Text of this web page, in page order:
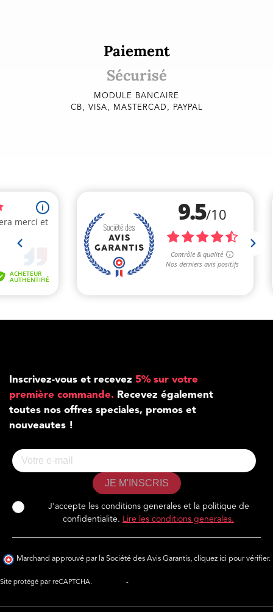
Paiement
Sécurisé
MODULE BANCAIRE
CB, VISA, MASTERCAD, PAYPAL
Inscrivez-vous et recevez 5% sur votre
première commande. Recevez également
toutes nos offres speciales, promos et
nouveautes !
JE M'INSCRIS
J'accepte les conditions generales et la politique de
confidentialite. Lire les conditions generales.
Marchand approuvé par la Société des Avis Garantis, cliquez ici pour vérifier.
Site protégé par reCAPTCHA. -